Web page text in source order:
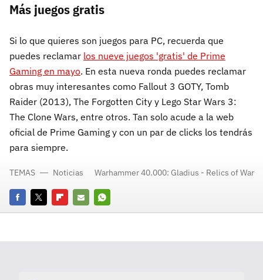
Más juegos gratis
Si lo que quieres son juegos para PC, recuerda que
puedes reclamar los nueve juegos 'gratis' de Prime
Gaming en mayo. En esta nueva ronda puedes reclamar
obras muy interesantes como Fallout 3 GOTY, Tomb
Raider (2013), The Forgotten City y Lego Star Wars 3:
The Clone Wars, entre otros. Tan solo acude a la web
oficial de Prime Gaming y con un par de clicks los tendrás
para siempre.
FacebookTwitterFlipboard
E-
Whatsapp
TEMAS Noticias Warhammer 40.000: Gladius - Relics of War